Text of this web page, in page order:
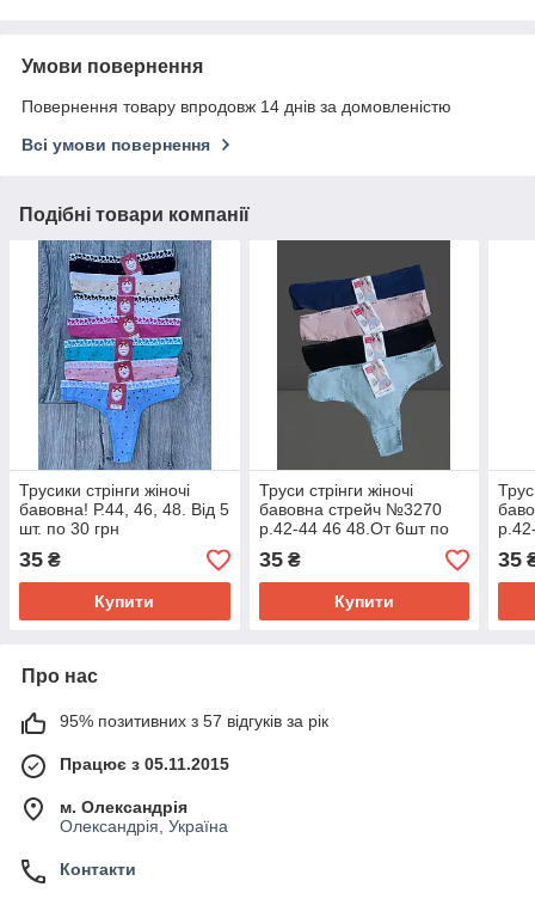
Умови повернення
Повернення товару впродовж 14 днів за домовленістю
Всі умови повернення
Подібні товари компанії
Трусики стрінги жіночі
бавовна! Р.44, 46, 48. Від 5
шт. по 30 грн
35 ₴
Купити
Труси стрінги жіночі
бавовна стрейч №3270
р.42-44 46 48.От 6шт по
28грн.
35₴
Купити
35
Про нас
95% позитивних з 57 відгуків за рік
Працює з 05.11.2015
м. Олександрія
Олександрія, Україна
Контакти